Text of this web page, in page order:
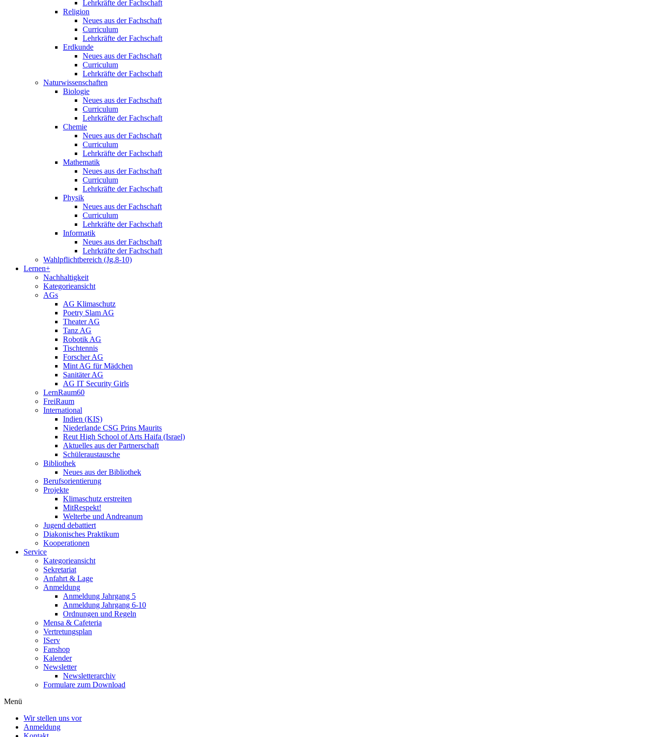
Lehrkräfte der Fachschaft
Religion
Neues aus der Fachschaft
Curriculum
Lehrkräfte der Fachschaft
Erdkunde
Neues aus der Fachschaft
Curriculum
Lehrkräfte der Fachschaft
Naturwissenschaften
Biologie
Neues aus der Fachschaft
Curriculum
Lehrkräfte der Fachschaft
Chemie
Neues aus der Fachschaft
Curriculum
Lehrkräfte der Fachschaft
Mathematik
Neues aus der Fachschaft
Curriculum
Lehrkräfte der Fachschaft
Physik
Neues aus der Fachschaft
Curriculum
Lehrkräfte der Fachschaft
Informatik
Neues aus der Fachschaft
Lehrkräfte der Fachschaft
Wahlpflichtbereich (Jg.8-10)
Lernen+
Nachhaltigkeit
Kategorieansicht
AGs
AG Klimaschutz
Poetry Slam AG
Theater AG
Tanz AG
Robotik AG
Tischtennis
Forscher AG
Mint AG für Mädchen
Sanitäter AG
AG IT Security Girls
LernRaum60
FreiRaum
International
Indien (KIS)
Niederlande CSG Prins Maurits
Reut High School of Arts Haifa (Israel)
Aktuelles aus der Partnerschaft
Schüleraustausche
Bibliothek
Neues aus der Bibliothek
Berufsorientierung
Projekte
Klimaschutz erstreiten
MitRespekt!
Welterbe und Andreanum
Jugend debattiert
Diakonisches Praktikum
Kooperationen
Service
Kategorieansicht
Sekretariat
Anfahrt & Lage
Anmeldung
Anmeldung Jahrgang 5
Anmeldung Jahrgang 6-10
Ordnungen und Regeln
Mensa & Cafeteria
Vertretungsplan
IServ
Fanshop
Kalender
Newsletter
Newsletterarchiv
Formulare zum Download
Menü
Wir stellen uns vor
Anmeldung